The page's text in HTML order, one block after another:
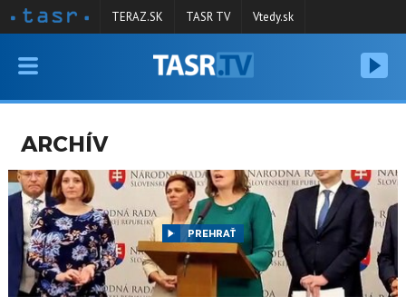
VYSIELANIE
SPRAVODAJSTVO
KONTAKT
ARCHÍV
TERAZ.SK TASR TV Vtedy.sk
ARCHÍV
PREHRAŤ